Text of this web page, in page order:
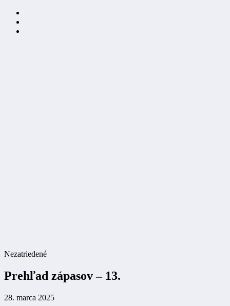
Nezatriedené
Prehľad zápasov – 13.
28. marca 2025